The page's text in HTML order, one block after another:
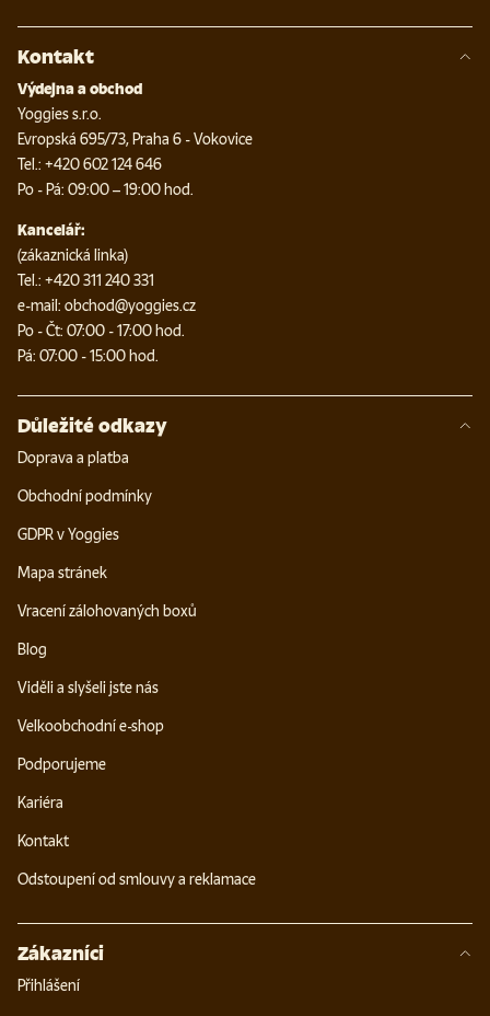
Kontakt
Výdejna a obchod
Yoggies s.r.o.
Evropská 695/73, Praha 6 - Vokovice
Tel.: +420 602 124 646
Po - Pá: 09:00 – 19:00 hod.
Kancelář:
(zákaznická linka)
Tel.: +420 311 240 331
e-mail: obchod@yoggies.cz
Po - Čt: 07:00 - 17:00 hod.
Pá: 07:00 - 15:00 hod.
Důležité odkazy
Doprava a platba
Obchodní podmínky
GDPR v Yoggies
Mapa stránek
Vracení zálohovaných boxů
Blog
Viděli a slyšeli jste nás
Velkoobchodní e-shop
Podporujeme
Kariéra
Kontakt
Odstoupení od smlouvy a reklamace
Zákazníci
Přihlášení